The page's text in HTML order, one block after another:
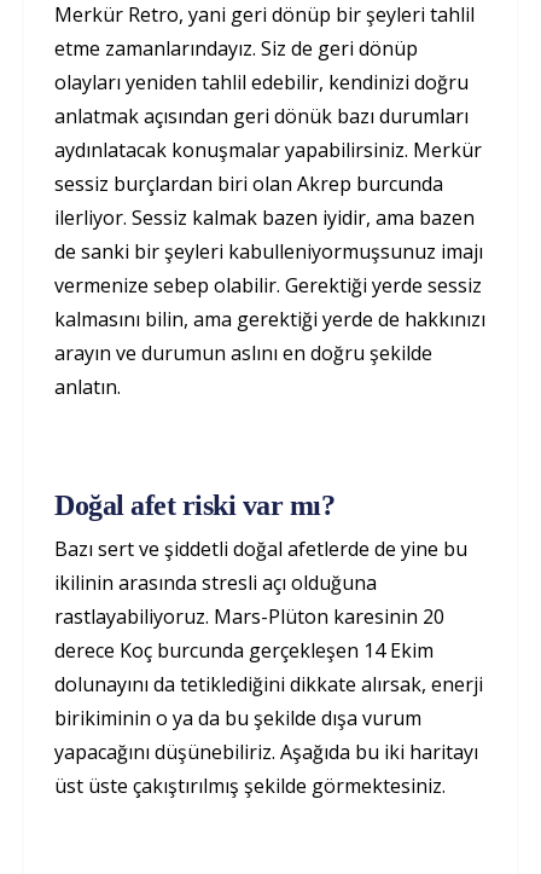
Merkür Retro, yani geri dönüp bir şeyleri tahlil
etme zamanlarındayız. Siz de geri dönüp
olayları yeniden tahlil edebilir, kendinizi doğru
anlatmak açısından geri dönük bazı durumları
aydınlatacak konuşmalar yapabilirsiniz. Merkür
sessiz burçlardan biri olan Akrep burcunda
ilerliyor. Sessiz kalmak bazen iyidir, ama bazen
de sanki bir şeyleri kabulleniyormuşsunuz imajı
vermenize sebep olabilir. Gerektiği yerde sessiz
kalmasını bilin, ama gerektiği yerde de hakkınızı
arayın ve durumun aslını en doğru şekilde
anlatın.
Doğal afet riski var mı?
Bazı sert ve şiddetli doğal afetlerde de yine bu
ikilinin arasında stresli açı olduğuna
rastlayabiliyoruz. Mars-Plüton karesinin 20
derece Koç burcunda gerçekleşen 14 Ekim
dolunayını da tetiklediğini dikkate alırsak, enerji
birikiminin o ya da bu şekilde dışa vurum
yapacağını düşünebiliriz. Aşağıda bu iki haritayı
üst üste çakıştırılmış şekilde görmektesiniz.